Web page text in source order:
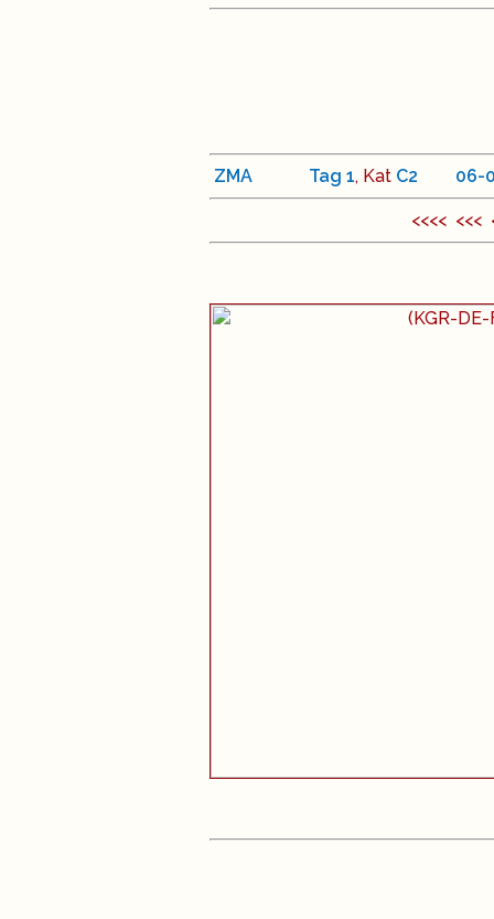
ZMA Tag 1, Kat C2 06-
<<<<